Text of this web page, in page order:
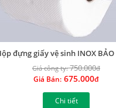
đựng giấy vệ sinh INOX BẢO
Giá công ty:750.000đ
Giá Bán: 675.000đ
Chi tiết